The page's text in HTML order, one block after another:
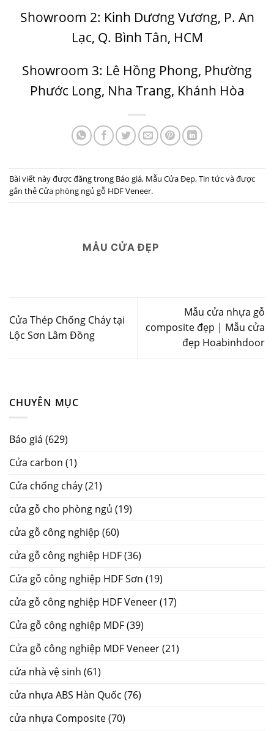
CHUYÊN MỤC
Báo giá (629)
Cửa carbon (1)
Cửa chống cháy(21)
cửa gỗ cho phòng ngủ (19)
cửa gỗ công nghiệp (60)
cửa gỗ công nghiệp HDF(36)
Cửa gỗ công nghiệp HDF Sơn (19)
cửa gỗ công nghiệp HDF Veneer(17)
Cửa gỗ công nghiệp MDF(39)
Cửa gỗ công nghiệp MDF Veneer(21)
cửa nhà vệ sinh (61)
cửa nhựa ABS Hàn Quốc (76)
cửa nhựa Composite(70)
Showroom 2: Kinh Dương Vương, P. An
Lạc, Q. Bình Tân, HCM
Showroom 3: Lê Hồng Phong, Phường
Phước Long, Nha Trang, Khánh Hòa
Bài viết này được đăng trong Báo giá, Mẫu Cửa Đẹp,Tin tứcvà được
gắn thẻCửa phòng ngủ gỗ HDF Veneer.
MẪU CỬA ĐẸP
Cửa Thép Chống Cháy tại
Lộc Sơn Lâm Đồng
Mẫu cửa nhựa gỗ
composite đẹp | Mẫu cửa
đẹp Hoabinhdoor